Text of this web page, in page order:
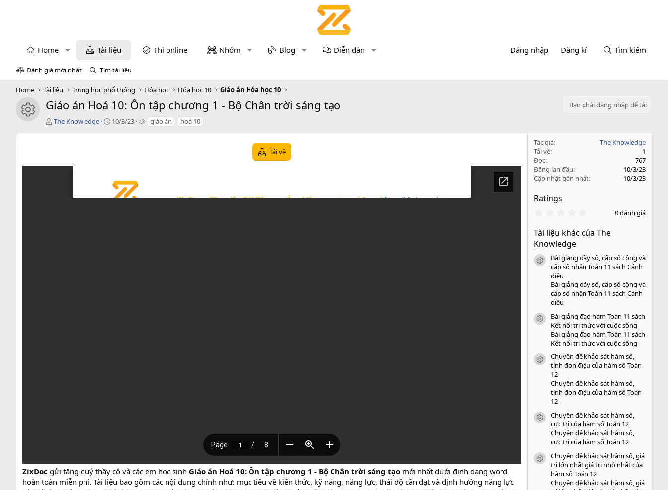
Home Tài liệu Thi online Nhóm Blog Diễn đàn Đăng nhập Đăng kí Tìm kiếm
Đánh giá mới nhất Tìm tài liệu
Home Tài liệu Trung học phổ thông Hóa học Hóa học 10 Giáo án Hóa học 10
icon tài liệu
Giáo án Hoá 10: Ôn tập chương 1 - Bộ Chân trời sáng tạo
Bạn phải đăng nhập để tải
T
ả
The Knowledge
C
n
10/3/23
T giáo án hoá 10
Tải về
ZixDoc gửi tặng quý thầy cô và các em học sinh Giáo án Hoá 10: Ôn tập chương 1 - Bộ Chân trời sáng tạo mới nhất dưới định dạng word
hoàn toàn miễn phí. Tài liệu bao gồm các nội dung chính như: mục tiêu về kiến thức, kỹ năng, năng lực, thái độ cần đạt và định hướng năng lực
Tác giả
The Knowledge
Tải về
1
Đọc
767
Đăng lần đầu
10/3/23
Cập nhật gần nhất
10/3/23
Ratings
0
0
o
0 đánh giá
Tài liệu khác của The
Knowledge
icon tài liệu
Bài giảng dãy số, cấp số cộng và
cấp số nhân Toán 11 sách Cánh
diều
Bài giảng dãy số, cấp số cộng và
cấp số nhân Toán 11 sách Cánh
diều
icon tài liệu
Bài giảng đạo hàm Toán 11 sách
Kết nối tri thức với cuộc sống
Bài giảng đạo hàm Toán 11 sách
Kết nối tri thức với cuộc sống
icon tài liệu
Chuyên đề khảo sát hàm số,
tính đơn điệu của hàm số Toán
12
Chuyên đề khảo sát hàm số,
tính đơn điệu của hàm số Toán
12
icon tài liệu
Chuyên đề khảo sát hàm số,
cực trị của hàm số Toán 12
Chuyên đề khảo sát hàm số,
cực trị của hàm số Toán 12
icon tài liệu
Chuyên đề khảo sát hàm số, giá
trị lớn nhất giá trị nhỏ nhất của
hàm số Toán 12
Chuyên đề khảo sát hàm số, giá